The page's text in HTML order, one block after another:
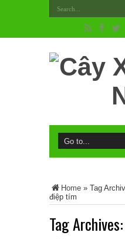
Home » Tag
điệp tím
Tag Archives: